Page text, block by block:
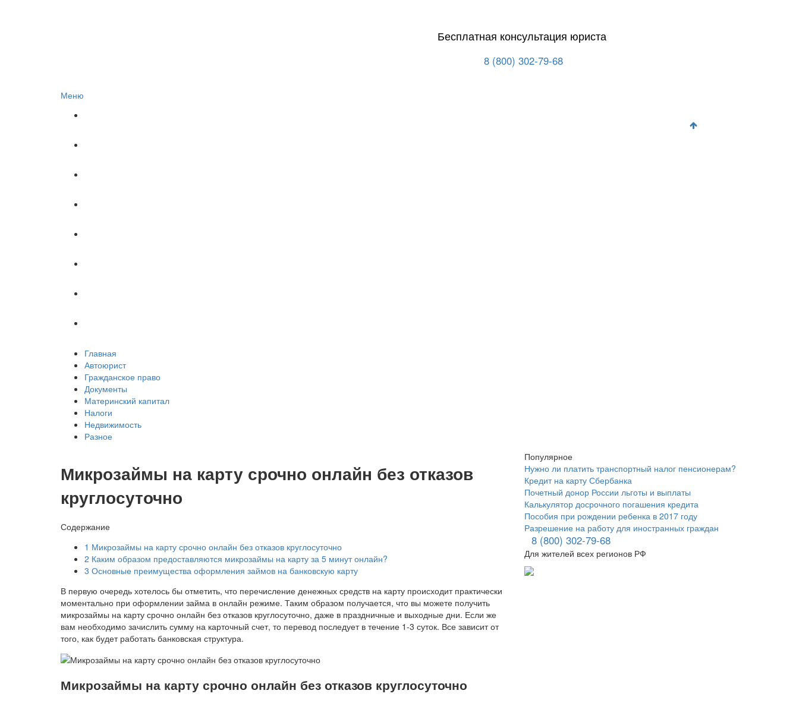
Бесплатная консультация юриста
8 (800) 302-79-68
Меню
Главная
Автоюрист
Гражданское право
Документы
Материнский капитал
Налоги
Недвижимость
Разное
Микрозаймы на карту срочно онлайн без отказов
круглосуточно
Содержание
1 Микрозаймы на карту срочно онлайн без отказов круглосуточно
2 Каким образом предоставляются микрозаймы на карту за 5 минут онлайн?
3 Основные преимущества оформления займов на банковскую карту
В первую очередь хотелось бы отметить, что перечисление денежных средств на карту происходит практически
моментально при оформлении займа в онлайн режиме. Таким образом получается, что вы можете получить
микрозаймы на карту срочно онлайн без отказов круглосуточно, даже в праздничные и выходные дни. Если же
вам необходимо зачислить сумму на карточный счет, то перевод последует в течение 1-3 суток. Все зависит от
того, как будет работать банковская структура.
Микрозаймы на карту срочно онлайн без отказов круглосуточно
Популярное
Нужно ли платить транспортный налог пенсионерам?
Кредит на карту Сбербанка
Почетный донор России льготы и выплаты
Калькулятор досрочного погашения кредита
Пособия при рождении ребенка в 2017 году
Разрешение на работу для иностранных граждан
8 (800) 302-79-68
Для жителей всех регионов РФ